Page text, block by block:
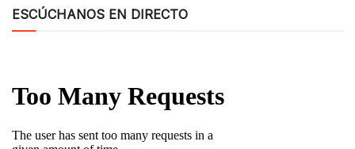
ESCÚCHANOS EN DIRECTO